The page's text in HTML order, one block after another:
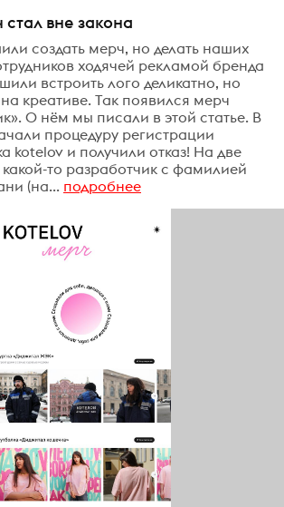
вне закона
создать мерч, но делать наших
ходячей рекламой бренда
встроить лого деликатно, но
на креативе. Так появился мерч
О нём мы писали в этой статье. В
процедуру регистрации
kotelov и получили отказ! На две
то разработчик с фамилией
(на... подробнее